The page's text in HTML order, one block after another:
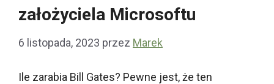
założyciela Microsoftu
6 listopada, 2023 przez Marek
Ile zarabia Bill Gates? Pewne jest, że ten